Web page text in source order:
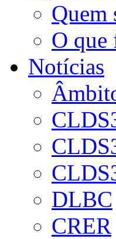
Quem
O que
Notícias
DLBC
CRER